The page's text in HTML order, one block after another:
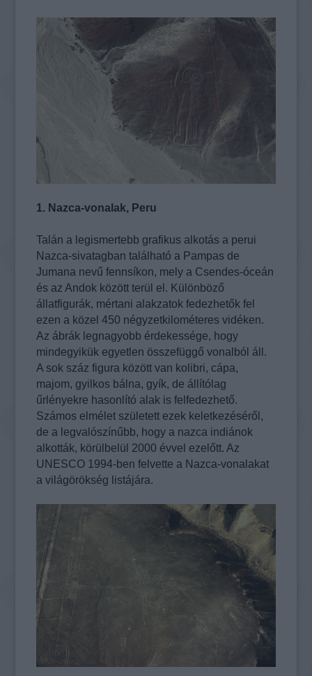
1. Nazca-vonalak, Peru
Talán a legismertebb grafikus alkotás a perui
Nazca-sivatagban található a Pampas de
Jumana nevű fennsíkon, mely a Csendes-óceán
és az Andok között terül el. Különböző
állatfigurák, mértani alakzatok fedezhetők fel
ezen a közel 450 négyzetkilométeres vidéken.
Az ábrák legnagyobb érdekessége, hogy
mindegyikük egyetlen összefüggő vonalból áll.
A sok száz figura között van kolibri, cápa,
majom, gyilkos bálna, gyík, de állítólag
űrlényekre hasonlító alak is felfedezhető.
Számos elmélet született ezek keletkezéséről,
de a legvalószínűbb, hogy a nazca indiánok
alkották, körülbelül 2000 évvel ezelőtt. Az
UNESCO 1994-ben felvette a Nazca-vonalakat
a világörökség listájára.